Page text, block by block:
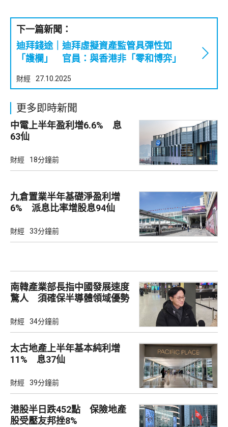
下一篇新聞：
迪拜錢途｜迪拜虛擬資產監管具彈性如
「護欄」 官員：與香港非「零和博弈」
財經 27.10.2025
更多即時新聞
中電上半年盈利增6.6% 息
63仙
財經 18分鐘前
九倉置業半年基礎淨盈利增
6% 派息比率增股息94仙
財經 33分鐘前
南韓產業部長指中國發展速度
驚人 須確保半導體領域優勢
財經 34分鐘前
太古地產上半年基本純利增
11% 息37仙
財經 39分鐘前
港股半日跌452點 保險地產
股受壓友邦挫8%